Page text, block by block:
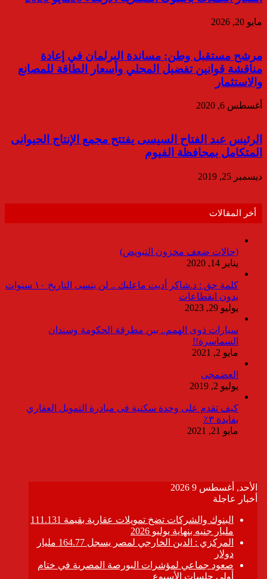
مايو 20, 2026
مرشح مستقبل وطن: مساندة البرلمان في إعادة
مناقشة قوانين تفضيل المحلي وأسعار الطاقة للمصانع
والاستثمار
أغسطس 6, 2020
الرئيس عبد الفتاح السيسى يفتتح مجمع الإنتاج الحيوانى
المتكامل بمحافظة الفيوم
ديسمبر 25, 2019
أخر المقالات
(حالات ضعف مخزون التبويض)
يناير 14, 2020
كلمة حق : د.شاكر أديت ماعليك .. لن ينسى التاريخ ١٠ سنوات
بدون انقطاعات
يوليو 29, 2023
سيارات ذوى الهمم.. بين مطرقة الحكومة وسندان
السماسرة!!
مايو 2, 2021
العضمجى
يوليو 2, 2019
كيف تقدم على وحدة سكنية فى مبادرة التمويل العقاري
بفايدة ٣٪
مايو 21, 2021